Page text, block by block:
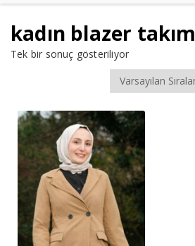
kadın blazer takım
Tek bir sonuç gösteriliyor